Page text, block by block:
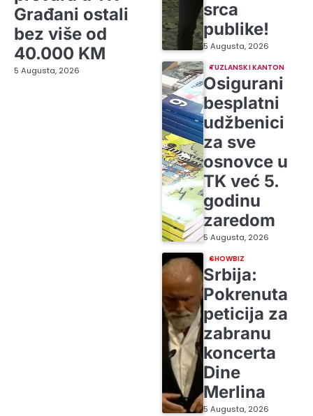
Građani ostali
bez više od
40.000 KM
5 Augusta, 2026
srca
publike!
5 Augusta, 2026
TUZLANSKI KANTON
Osigurani
besplatni
udžbenici
za sve
osnovce u
TK već 5.
godinu
zaredom
5 Augusta, 2026
SHOWBIZ
Srbija:
Pokrenuta
peticija za
zabranu
koncerta
Dine
Merlina
5 Augusta, 2026